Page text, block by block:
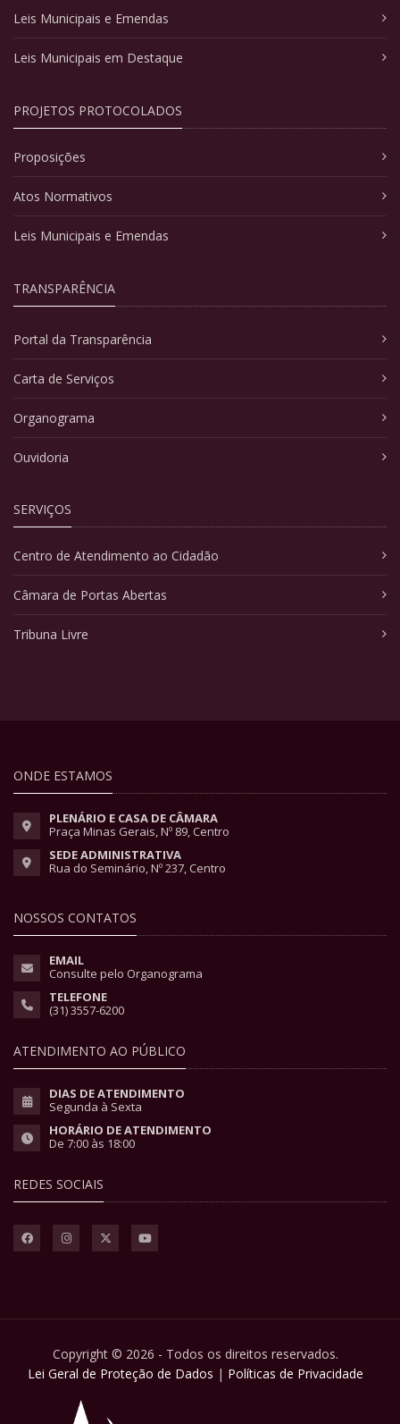
Leis Municipais e Emendas
Leis Municipais em Destaque
PROJETOS PROTOCOLADOS
Proposições
Atos Normativos
Leis Municipais e Emendas
TRANSPARÊNCIA
Portal da Transparência
Carta de Serviços
Organograma
Ouvidoria
SERVIÇOS
Centro de Atendimento ao Cidadão
Câmara de Portas Abertas
Tribuna Livre
ONDE ESTAMOS
PLENÁRIO E CASA DE CÂMARA
Praça Minas Gerais, Nº 89, Centro
SEDE ADMINISTRATIVA
Rua do Seminário, Nº 237, Centro
NOSSOS CONTATOS
EMAIL
Consulte pelo Organograma
TELEFONE
(31) 3557-6200
ATENDIMENTO AO PÚBLICO
DIAS DE ATENDIMENTO
Segunda à Sexta
HORÁRIO DE ATENDIMENTO
De 7:00 às 18:00
REDES SOCIAIS
Copyright © 2026 - Todos os direitos reservados.
Lei Geral de Proteção de Dados | Políticas de Privacidade